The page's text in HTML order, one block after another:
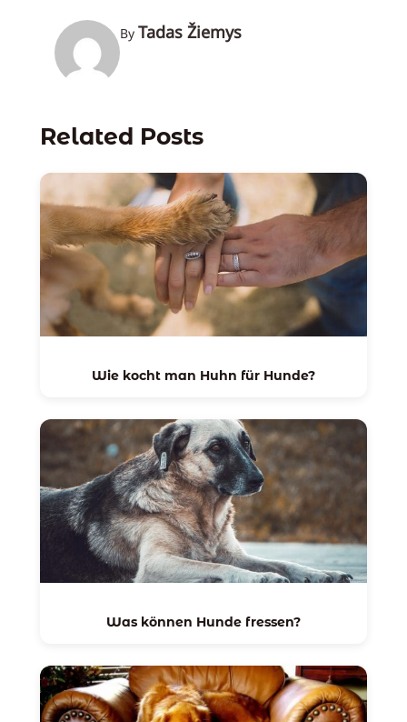
By Tadas Žiemys
Related Posts
Wie kocht man Huhn für Hunde?
Was können Hunde fressen?